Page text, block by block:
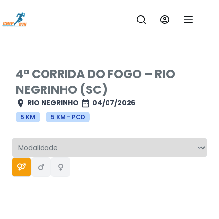
o
4ª CORRIDA DO FOGO – RIO
NEGRINHO (SC)
RIO NEGRINHO 04/07/2026
5 KM 5 KM - PCD